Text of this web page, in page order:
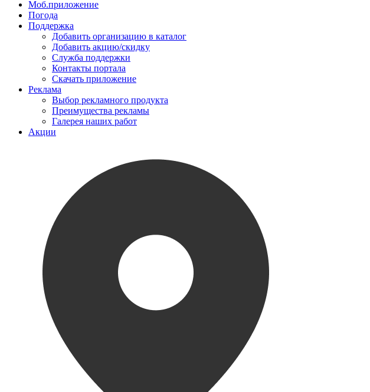
Моб.приложение
Погода
Поддержка
Добавить организацию в каталог
Добавить акцию/скидку
Служба поддержки
Контакты портала
Скачать приложение
Реклама
Выбор рекламного продукта
Преимущества рекламы
Галерея наших работ
Акции